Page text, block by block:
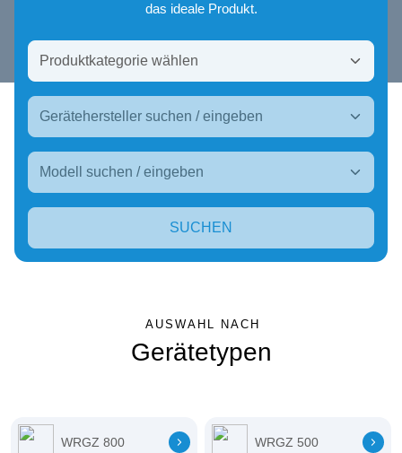
das ideale Produkt.
SUCHEN
AUSWAHL NACH
Gerätetypen
WRGZ 800 WRGZ 500